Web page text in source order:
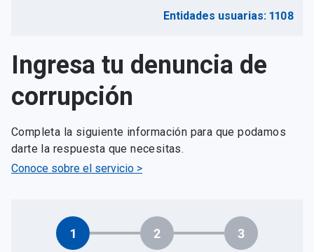
Entidades usuarias: 1108
Ingresa tu denuncia de
corrupción
Completa la siguiente información para que podamos
darte la respuesta que necesitas.
Conoce sobre el servicio >
1 2 3